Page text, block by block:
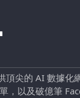
頂尖的 AI 數據化
，以及破億筆